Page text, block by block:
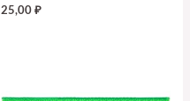
25,00₽